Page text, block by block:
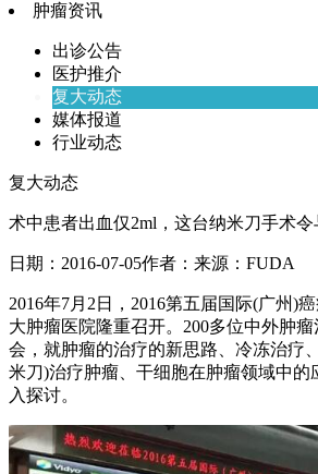
肿瘤资讯
出诊公告
医护推介
复大动态
媒体报道
行业动态
复大动态
术中患者出血仅2ml，这台纳米刀手术
日期： 2016-07-05作者： 来源： FUDA
2016年7月2日，2016第五届国际(广州)
大肿瘤医院隆重召开。200多位中外肿
会，就肿瘤的治疗的新思路、冷冻治疗
米刀)治疗肿瘤、干细胞在肿瘤领域中的
入探讨。